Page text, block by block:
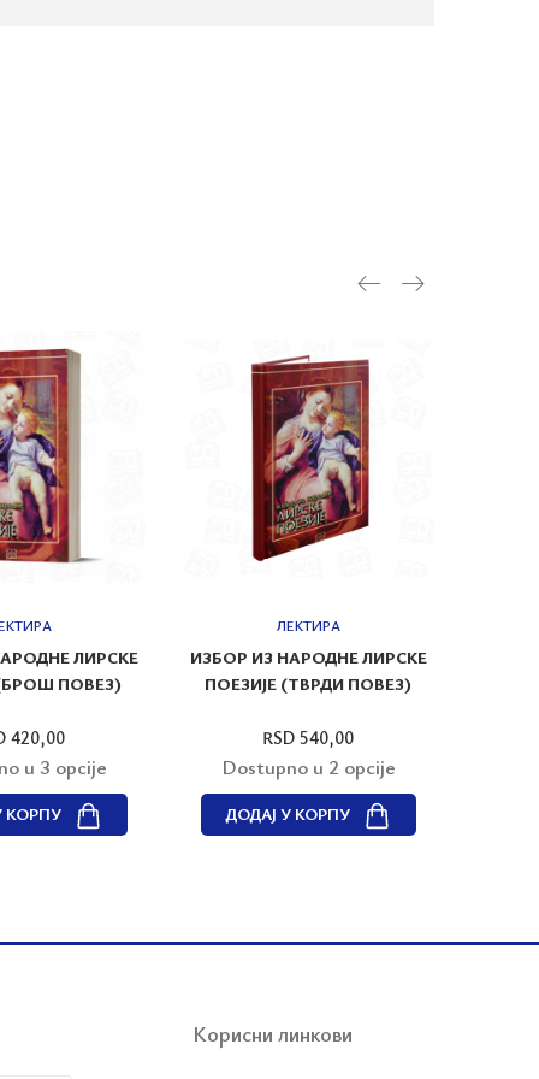
ЛИРСКЕ
ПОВЕЗ)
420,00
u 3 opcije
КОРПУ
ЛЕКТИРА
ИЗБОР ИЗ НАРОДНЕ ЛИРСКЕ
ПОЕЗИЈЕ (ТВРДИ ПОВЕЗ)
RSD 540,00
Dostupno u 2 opcije
ДОДАЈ У КОРПУ
Корисни линкови